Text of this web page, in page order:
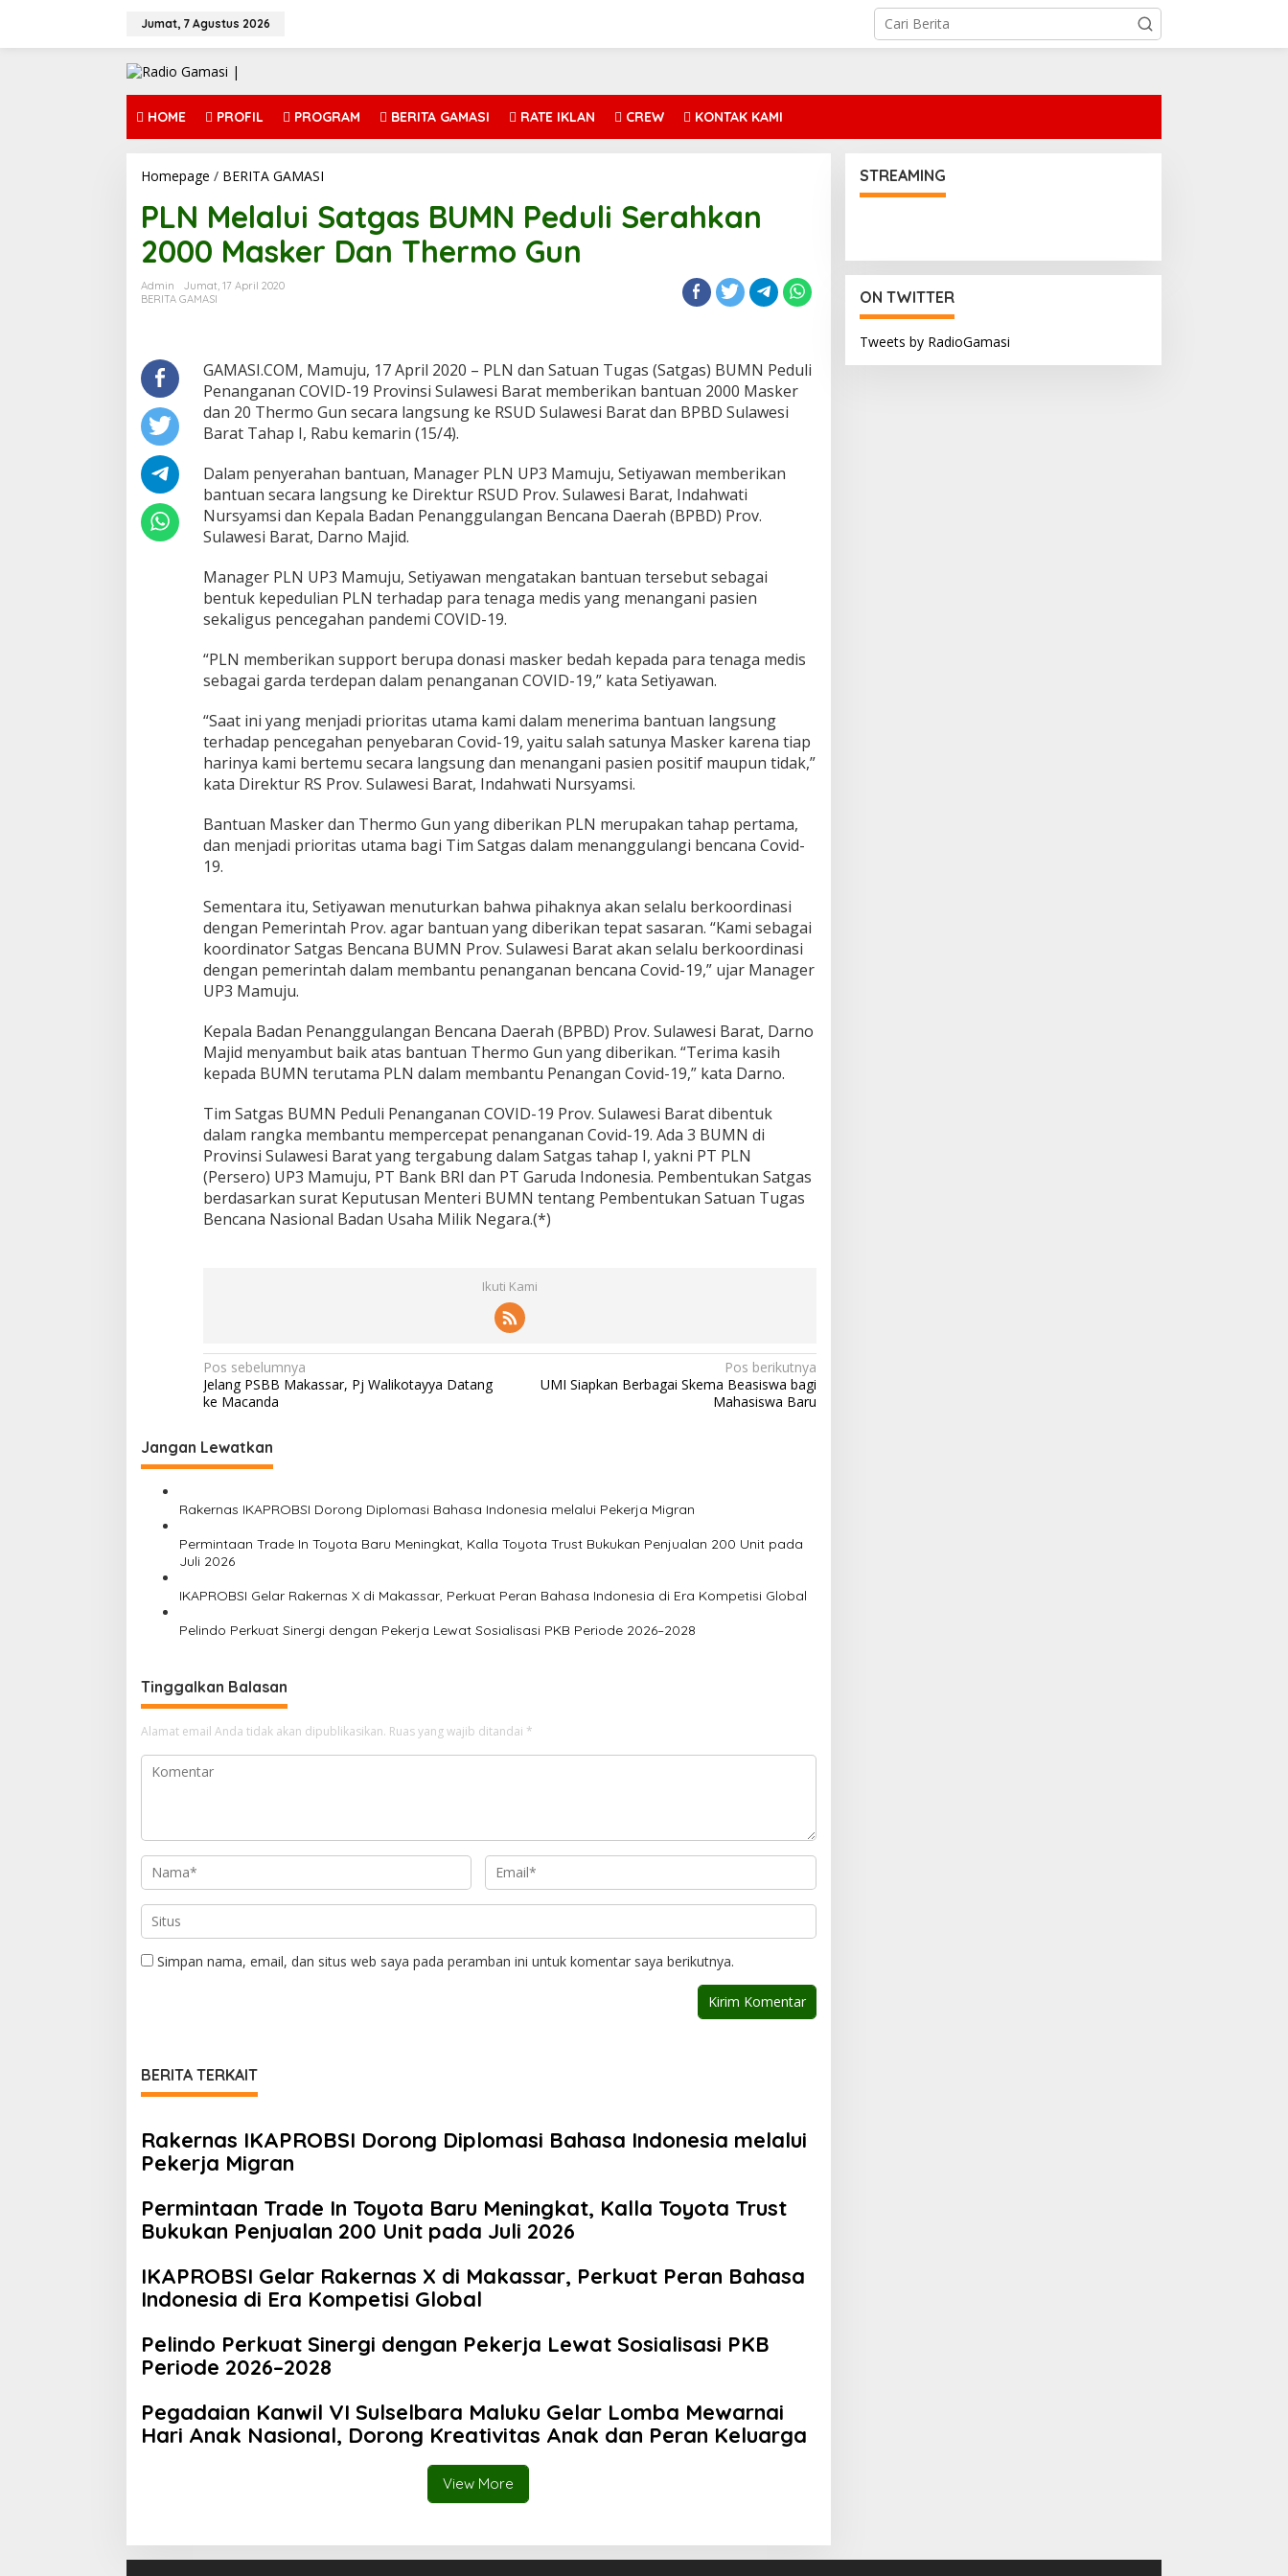
Jumat, 7 Agustus 2026
HOME PROFIL PROGRAM BERITA GAMASI RATE IKLAN CREW KONTAK KAMI
Homepage / BERITA GAMASI
N
M
e
a
t
g
a
s
U
N
P
e
u
i
S
r
a
a
n
2
0
M
a
e
r
D
a
n
r
m
o
u
n
PLN Melalui Satgas BUMN Peduli Serahkan
2000 Masker Dan Thermo Gun
Admin
Jumat, 17 April 2020
BERITA GAMASI
GAMASI.COM, Mamuju, 17 April 2020 – PLN dan Satuan Tugas (Satgas) BUMN Peduli
Penanganan COVID-19 Provinsi Sulawesi Barat memberikan bantuan 2000 Masker
dan 20 Thermo Gun secara langsung ke RSUD Sulawesi Barat dan BPBD Sulawesi
Barat Tahap I, Rabu kemarin (15/4).
Dalam penyerahan bantuan, Manager PLN UP3 Mamuju, Setiyawan memberikan
bantuan secara langsung ke Direktur RSUD Prov. Sulawesi Barat, Indahwati
Nursyamsi dan Kepala Badan Penanggulangan Bencana Daerah (BPBD) Prov.
Sulawesi Barat, Darno Majid.
Manager PLN UP3 Mamuju, Setiyawan mengatakan bantuan tersebut sebagai
bentuk kepedulian PLN terhadap para tenaga medis yang menangani pasien
sekaligus pencegahan pandemi COVID-19.
“PLN memberikan support berupa donasi masker bedah kepada para tenaga medis
sebagai garda terdepan dalam penanganan COVID-19,” kata Setiyawan.
“Saat ini yang menjadi prioritas utama kami dalam menerima bantuan langsung
terhadap pencegahan penyebaran Covid-19, yaitu salah satunya Masker karena tiap
harinya kami bertemu secara langsung dan menangani pasien positif maupun tidak,”
kata Direktur RS Prov. Sulawesi Barat, Indahwati Nursyamsi.
Bantuan Masker dan Thermo Gun yang diberikan PLN merupakan tahap pertama,
dan menjadi prioritas utama bagi Tim Satgas dalam menanggulangi bencana Covid-
19.
Sementara itu, Setiyawan menuturkan bahwa pihaknya akan selalu berkoordinasi
dengan Pemerintah Prov. agar bantuan yang diberikan tepat sasaran. “Kami sebagai
koordinator Satgas Bencana BUMN Prov. Sulawesi Barat akan selalu berkoordinasi
dengan pemerintah dalam membantu penanganan bencana Covid-19,” ujar Manager
UP3 Mamuju.
Kepala Badan Penanggulangan Bencana Daerah (BPBD) Prov. Sulawesi Barat, Darno
Majid menyambut baik atas bantuan Thermo Gun yang diberikan. “Terima kasih
kepada BUMN terutama PLN dalam membantu Penangan Covid-19,” kata Darno.
Tim Satgas BUMN Peduli Penanganan COVID-19 Prov. Sulawesi Barat dibentuk
dalam rangka membantu mempercepat penanganan Covid-19. Ada 3 BUMN di
Provinsi Sulawesi Barat yang tergabung dalam Satgas tahap I, yakni PT PLN
(Persero) UP3 Mamuju, PT Bank BRI dan PT Garuda Indonesia. Pembentukan Satgas
berdasarkan surat Keputusan Menteri BUMN tentang Pembentukan Satuan Tugas
Bencana Nasional Badan Usaha Milik Negara.(*)
Ikuti Kami
N
a
i
g
a
s
i
p
s
Pos sebelumnya
Jelang PSBB Makassar, Pj Walikotayya Datang
ke Macanda
Pos berikutnya
UMI Siapkan Berbagai Skema Beasiswa bagi
Mahasiswa Baru
Jangan Lewatkan
Rakernas IKAPROBSI Dorong Diplomasi Bahasa Indonesia melalui Pekerja Migran
Permintaan Trade In Toyota Baru Meningkat, Kalla Toyota Trust Bukukan Penjualan 200 Unit pada
Juli 2026
IKAPROBSI Gelar Rakernas X di Makassar, Perkuat Peran Bahasa Indonesia di Era Kompetisi Global
Pelindo Perkuat Sinergi dengan Pekerja Lewat Sosialisasi PKB Periode 2026–2028
Tinggalkan Balasan
Alamat email Anda tidak akan dipublikasikan. Ruas yang wajib ditandai *
Simpan nama, email, dan situs web saya pada peramban ini untuk komentar saya berikutnya.
BERITA TERKAIT
Rakernas IKAPROBSI Dorong Diplomasi Bahasa Indonesia melalui
Pekerja Migran
Permintaan Trade In Toyota Baru Meningkat, Kalla Toyota Trust
Bukukan Penjualan 200 Unit pada Juli 2026
IKAPROBSI Gelar Rakernas X di Makassar, Perkuat Peran Bahasa
Indonesia di Era Kompetisi Global
Pelindo Perkuat Sinergi dengan Pekerja Lewat Sosialisasi PKB
Periode 2026–2028
Pegadaian Kanwil VI Sulselbara Maluku Gelar Lomba Mewarnai
Hari Anak Nasional, Dorong Kreativitas Anak dan Peran Keluarga
View More
STREAMING
ON TWITTER
Tweets by RadioGamasi